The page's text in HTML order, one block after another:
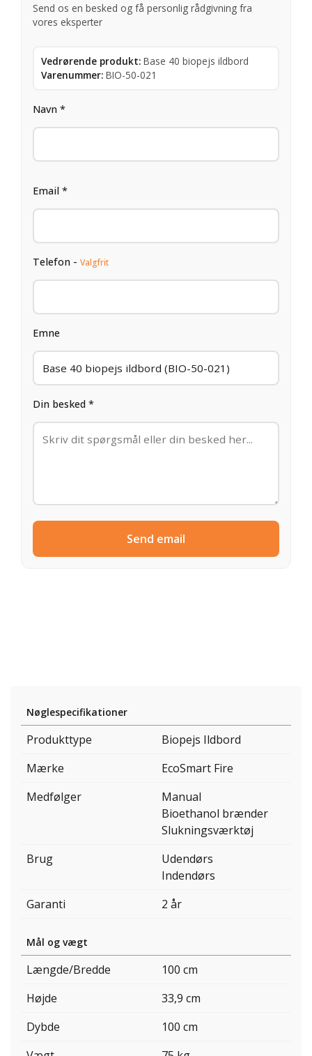
Send os en besked og få personlig rådgivning fra
vores eksperter
Vedrørende produkt: Base 40 biopejs ildbord
Varenummer: BIO-50-021
Navn *
Email *
Telefon - Valgfrit
Emne
Din besked *
Send email
Nøglespecifikationer
Produkttype
Biopejs Ildbord
Mærke
EcoSmart Fire
Medfølger
Manual
Bioethanol brænder
Slukningsværktøj
Brug
Udendørs
Indendørs
Garanti
2 år
Mål og vægt
Længde/Bredde
100 cm
Højde
33,9 cm
Dybde
100 cm